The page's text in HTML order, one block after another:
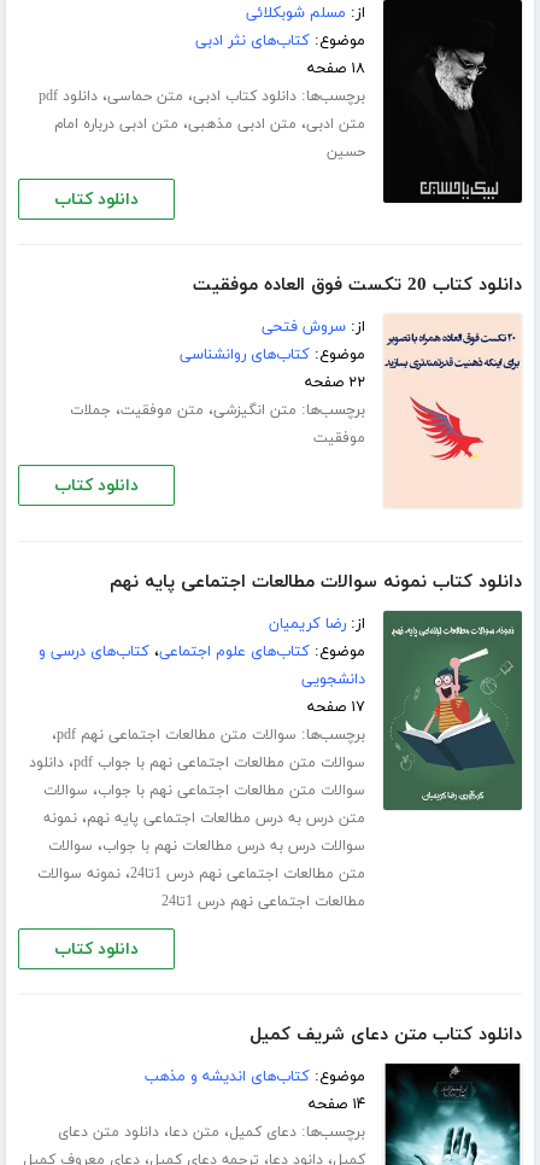
از: مسلم شوبکلائی
موضوع:کتاب‌های نثر ادبی
۱۸ صفحه
برچسب‌ها:دانلود کتاب ادبی، متن حماسی،
دانلود pdf
متن ادبی، متن ادبی مذهبی، متن ادبی درباره امام
حسین
دانلود کتاب
دانلود کتاب 20 تکست فوق العاده موفقیت
از:سروش فتحی
موضوع:کتاب‌های روانشناسی
۲۲ صفحه
برچسب‌ها: متن انگیزشی، متن موفقیت، جملات
موفقیت
دانلود کتاب
دانلود کتاب نمونه سوالات مطالعات اجتماعی پایه نهم
از:رضا کریمیان
موضوع:کتاب‌های علوم اجتماعی،کتاب‌های درسی و
دانشجویی
۱۷ صفحه
برچسب‌ها: سوالات متن مطالعات اجتماعی نهم pdf ،
سوالات متن مطالعات اجتماعی نهم با جواب pdf ،دانلود
سوالات متن مطالعات اجتماعی نهم با جواب، سوالات
متن درس به درس مطالعات اجتماعی پایه نهم،نمونه
سوالات درس به درس مطالعات نهم با جواب، سوالات
متن مطالعات اجتماعی نهم درس 1تا24
،نمونه سوالات
مطالعات اجتماعی نهم درس 1تا24
دانلود کتاب
دانلود کتاب متن دعای شریف کمیل
موضوع:کتاب‌های اندیشه و مذهب
۱۴ صفحه
برچسب‌ها:دعای کمیل، متن دعا،دانلود متن دعای
کمیل،دانود دعا، ترجمه دعای کمیل،دعای معروف کمیل